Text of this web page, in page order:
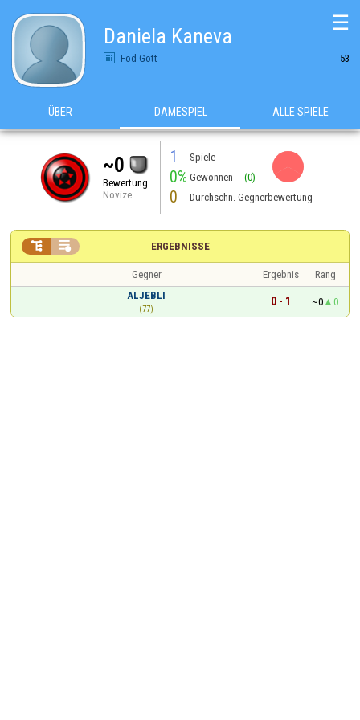
Daniela Kaneva
Fod-Gott 53
☰
ÜBER DAMESPIEL ALLE SPIELE
~0
Bewertung
Novize
1 Spiele
0% Gewonnen (0)
0 Durchschn. Gegnerbewertung
ERGEBNISSE
 
Gegner Ergebnis
Rang
ALJEBLI
(77)
0 - 1 ~0 0